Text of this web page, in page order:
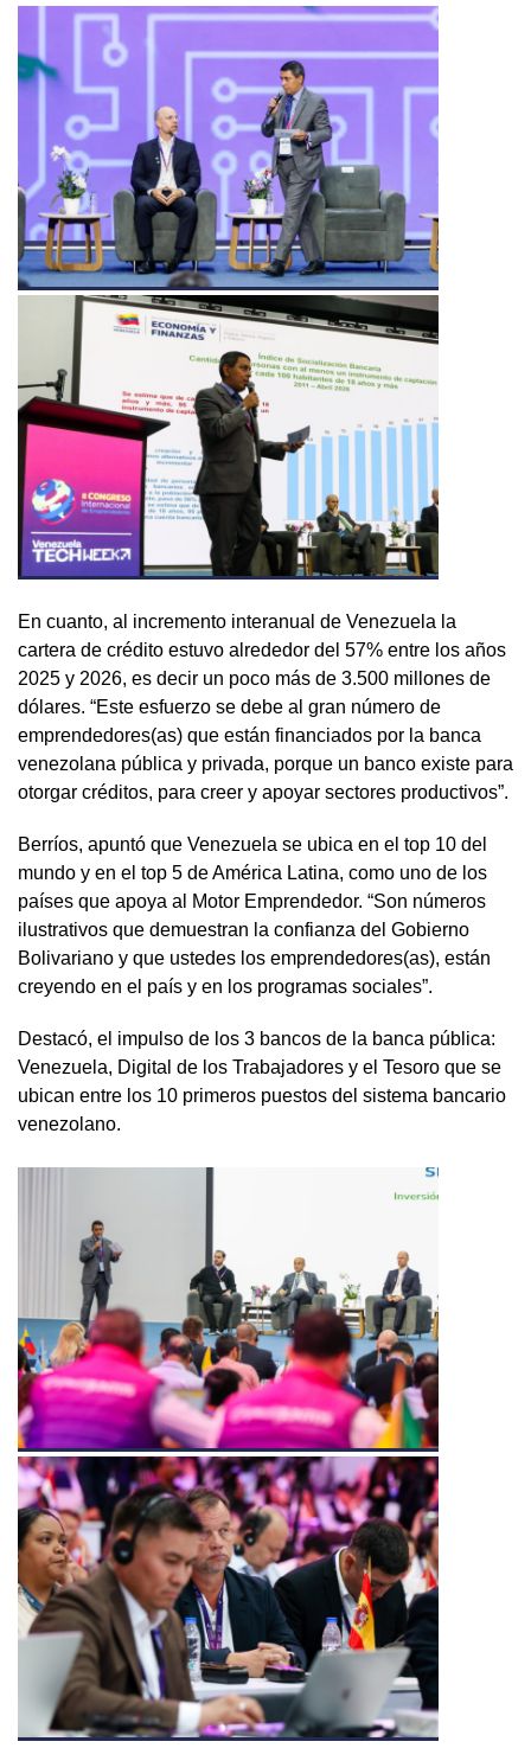
En cuanto, al incremento interanual de Venezuela la
cartera de crédito estuvo alrededor del 57% entre los años
2025 y 2026, es decir un poco más de 3.500 millones de
dólares. “Este esfuerzo se debe al gran número de
emprendedores(as) que están financiados por la banca
venezolana pública y privada, porque un banco existe para
otorgar créditos, para creer y apoyar sectores productivos”.
Berríos, apuntó que Venezuela se ubica en el top 10 del
mundo y en el top 5 de América Latina, como uno de los
países que apoya al Motor Emprendedor. “Son números
ilustrativos que demuestran la confianza del Gobierno
Bolivariano y que ustedes los emprendedores(as), están
creyendo en el país y en los programas sociales”.
Destacó, el impulso de los 3 bancos de la banca pública:
Venezuela, Digital de los Trabajadores y el Tesoro que se
ubican entre los 10 primeros puestos del sistema bancario
venezolano.